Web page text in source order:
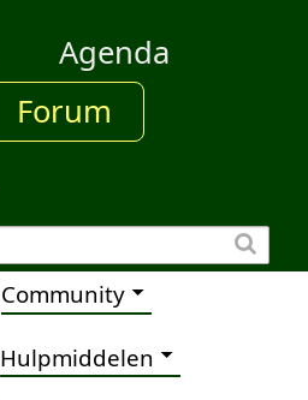
Agenda
Forum
Community
Hulpmiddelen